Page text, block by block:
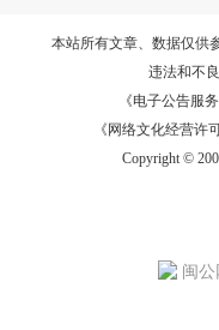
本站所有文章、数据仅供
违法和不
《电子公告服务
《网络文化经营许
Copyright ©
闽公